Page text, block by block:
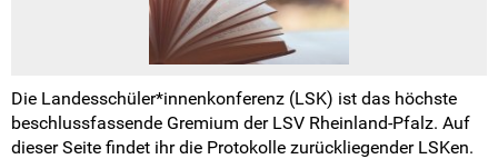
Shop
Die Landesschüler*innenkonferenz (LSK) ist das höchste
beschlussfassende Gremium der LSV Rheinland-Pfalz. Auf
dieser Seite findet ihr die Protokolle zurückliegender LSKen.